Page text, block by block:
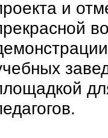
и